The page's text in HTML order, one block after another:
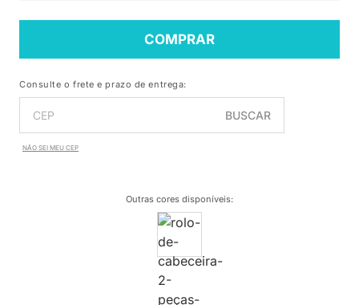
COMPRAR
Consulte o frete e prazo de entrega:
BUSCAR
NÃO SEI MEU CEP
Outras cores disponíveis: